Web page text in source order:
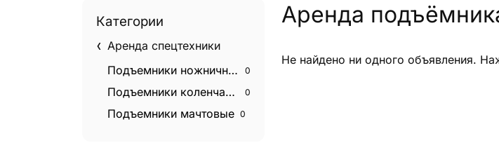
Категории
Аренда спецтехники
Подъемники ножничные
0
Подъемники коленчатые 0
Подъемники мачтовые 0
Аренда
Не найдено ни одного объявления.